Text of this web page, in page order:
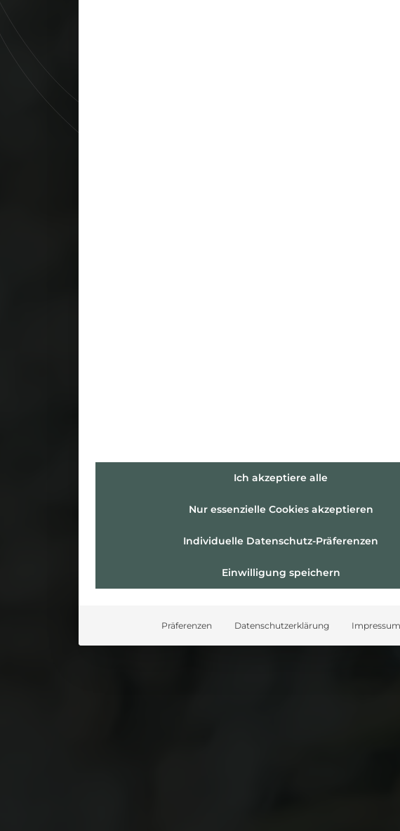
Ich akzeptiere alle
Nur essenzielle Cookies akzeptieren
Individuelle Datenschutz-Präferenzen
Einwilligung speichern
Präferenzen Datenschutzerklärung Impressum